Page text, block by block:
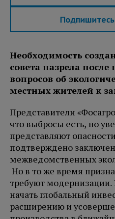
Подпишитесь
Необходимость
совета назрела после
вопросов об
местных жителей к
Представители
что выбросы есть, но
представляют
подтверждено
межведомственных
Но в то же время
требуют
начать глобальный
расширению и